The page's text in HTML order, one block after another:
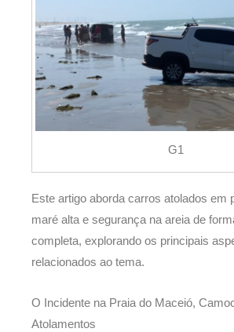
G1
Este artigo aborda carros atolados em
maré alta e segurança na areia de
completa, explorando os principais
relacionados ao tema.
O Incidente na Praia do Maceió,
Atolamentos